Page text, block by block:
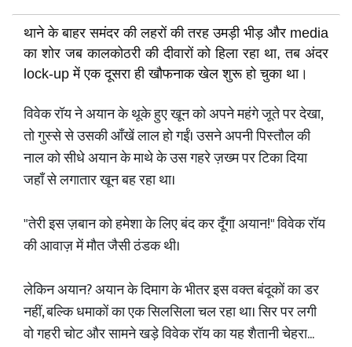
थाने के बाहर समंदर की लहरों की तरह उमड़ी भीड़ और media
का शोर जब कालकोठरी की दीवारों को हिला रहा था, तब अंदर
lock-up में एक दूसरा ही खौफनाक खेल शुरू हो चुका था।
विवेक रॉय ने अयान के थूके हुए खून को अपने महंगे जूते पर देखा,
तो गुस्से से उसकी आँखें लाल हो गईं। उसने अपनी पिस्तौल की
नाल को सीधे अयान के माथे के उस गहरे ज़ख्म पर टिका दिया
जहाँ से लगातार खून बह रहा था।
"तेरी इस ज़बान को हमेशा के लिए बंद कर दूँगा अयान!" विवेक रॉय
की आवाज़ में मौत जैसी ठंडक थी।
लेकिन अयान? अयान के दिमाग के भीतर इस वक्त बंदूकों का डर
नहीं, बल्कि धमाकों का एक सिलसिला चल रहा था। सिर पर लगी
वो गहरी चोट और सामने खड़े विवेक रॉय का यह शैतानी चेहरा...